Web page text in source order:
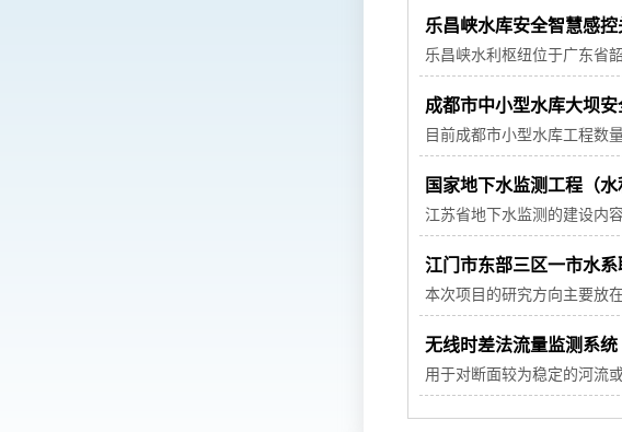
乐昌峡水库安全智慧感
乐昌峡水利枢纽位于广东省
纽工程，正常蓄水位为
大(2)型，主要建筑物由拦河
成都市中小型水库大坝
目前成都市小型水库工程数
用、甚至监测空白等问题，
测综合管理分析评价平台建
国家地下水监测工程（
江苏省地下水监测的建设内
井的水位监测仪器设备以及
江门市东部三区一市水
本次项目的研究方向主要放
的河流又以各主干河道进行
无线时差法流量监测系统
用于对断面较为稳定的河流